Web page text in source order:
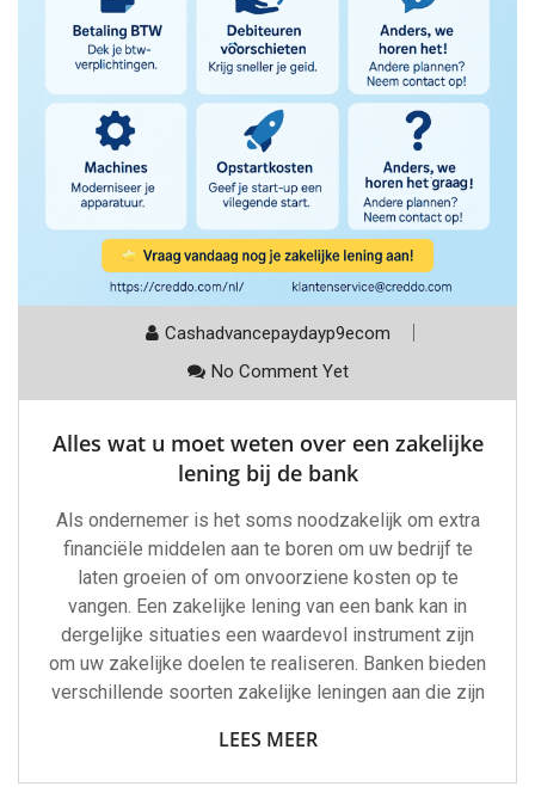
Cashadvancepaydayp9ecom
No Comment Yet
Alles wat u moet weten over een zakelijke
lening bij de bank
Als ondernemer is het soms noodzakelijk om extra
financiële middelen aan te boren om uw bedrijf te
laten groeien of om onvoorziene kosten op te
vangen. Een zakelijke lening van een bank kan in
dergelijke situaties een waardevol instrument zijn
om uw zakelijke doelen te realiseren. Banken bieden
verschillende soorten zakelijke leningen aan die zijn
LEES MEER